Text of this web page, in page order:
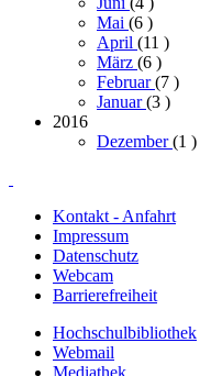
Mai (6 )
April (11 )
März (6 )
Februar(7 )
Januar(3 )
2016
Dezember(1 )
Kontakt - Anfahrt
Impressum
Datenschutz
Webcam
Barrierefreiheit
Hochschulbibliothek
Webmail